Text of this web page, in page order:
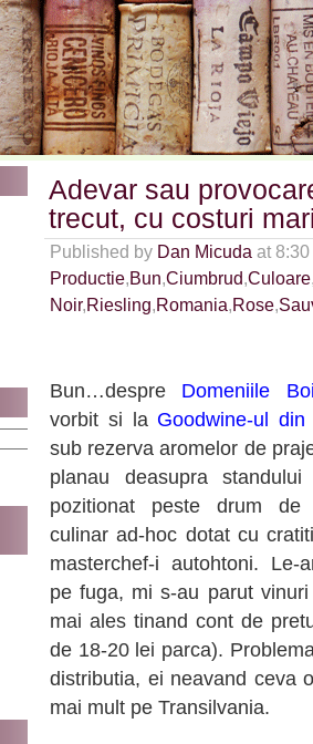
Adevar sau
trecut, cu costuri
Published by Dan Micuda at
Productie,Bun,Ciumbrud,Culoare
Noir,Riesling,Romania,Rose,
Bun…despre Domeniile
vorbit si la Goodwine-ul din
sub rezerva aromelor de
planau deasupra standului
pozitionat peste drum de
culinar ad-hoc dotat cu
masterchef-i autohtoni. Le-
pe fuga, mi s-au parut vinuri
mai ales tinand cont de
de 18-20 lei parca).
distributia, ei neavand ceva
mai mult pe Transilvania.